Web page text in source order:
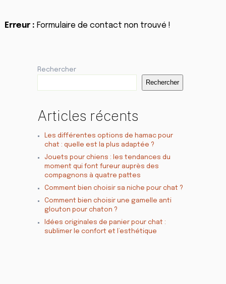
Erreur : Formulaire de contact non trouvé !
Rechercher
Rechercher
Articles récents
Les différentes options de hamac pour
chat : quelle est la plus adaptée ?
Jouets pour chiens : les tendances du
moment qui font fureur auprès des
compagnons à quatre pattes
Comment bien choisir sa niche pour chat ?
Comment bien choisir une gamelle anti
glouton pour chaton ?
Idées originales de panier pour chat :
sublimer le confort et l’esthétique